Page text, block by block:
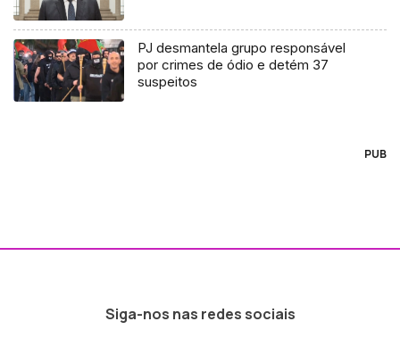
PJ desmantela grupo responsável
por crimes de ódio e detém 37
suspeitos
PUB
Siga-nos nas redes sociais